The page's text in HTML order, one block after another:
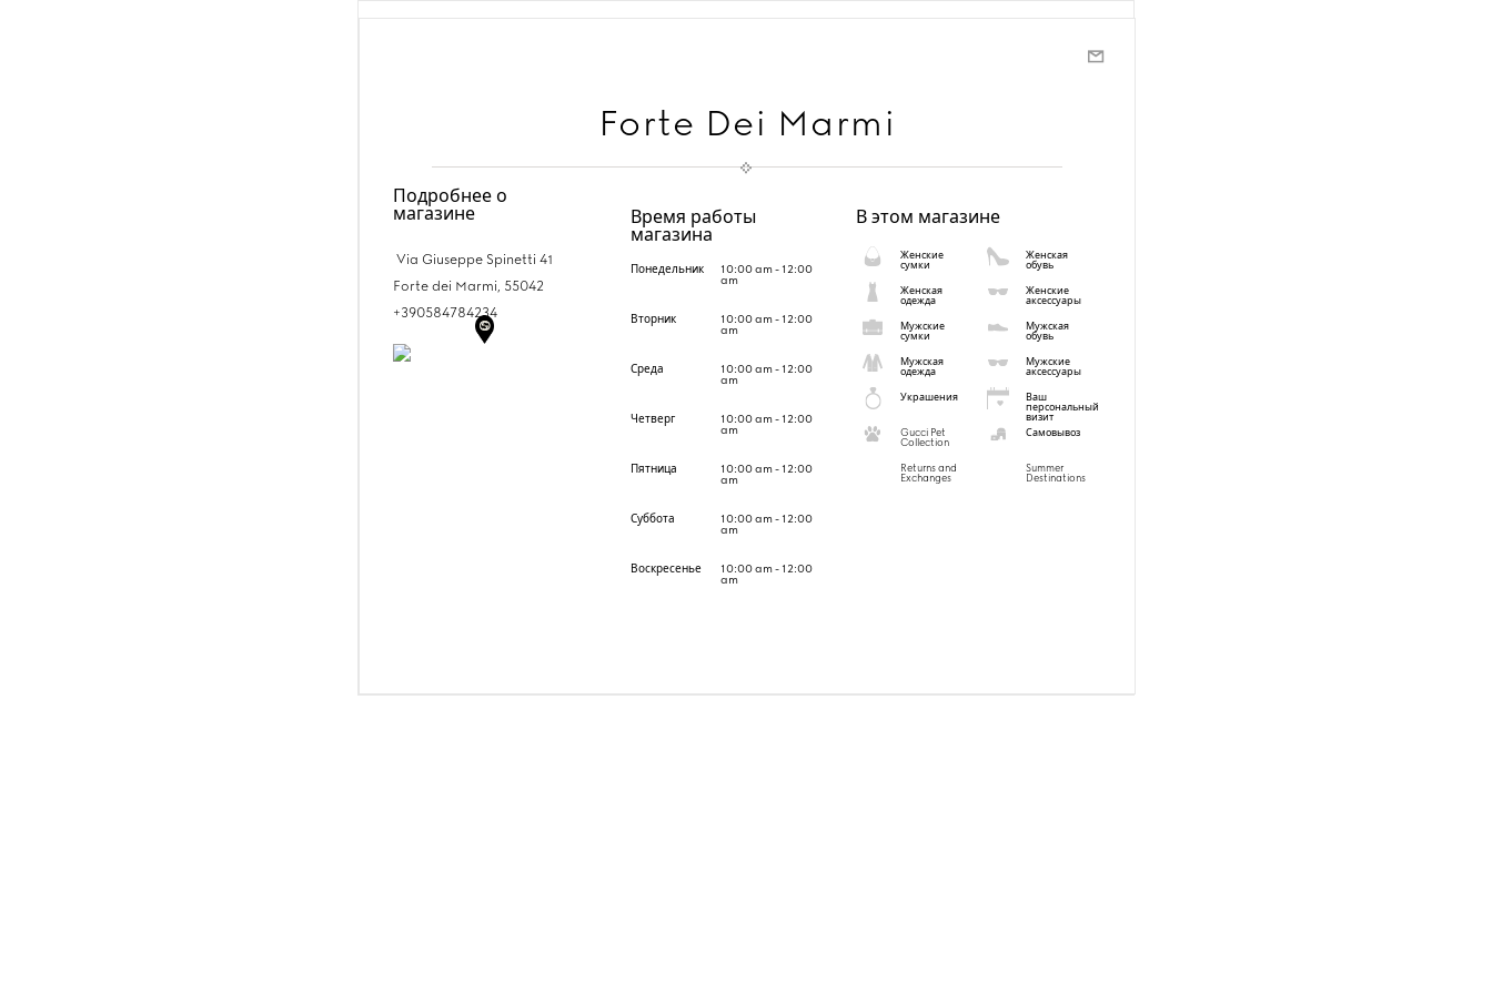
Forte Dei Marmi
Подробнее о
магазине
Via Giuseppe Spinetti 41
Forte dei Marmi, 55042
+390584784234
Время работы
магазина
Понедельник 10:00 am - 12:00
am
Вторник 10:00 am - 12:00
am
Среда 10:00 am - 12:00
am
Четверг 10:00 am - 12:00
am
Пятница 10:00 am - 12:00
am
Суббота 10:00 am - 12:00
am
Воскресенье 10:00 am - 12:00
am
В этом магазине
Женские
сумки
Женская
обувь
Женская
одежда
Женские
аксессуары
Мужские
сумки
Мужская
обувь
Мужская
одежда
Мужские
аксессуары
Украшения
Ваш
персональный
визит
Gucci Pet
Collection
Самовывоз
Returns and
Exchanges
Summer
Destinations